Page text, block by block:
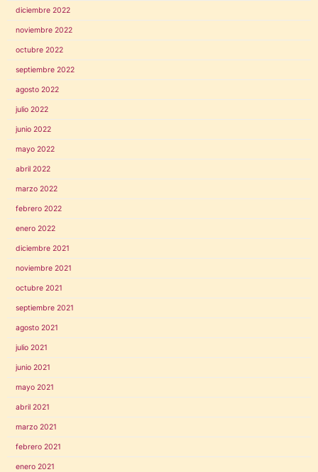
diciembre 2022
noviembre 2022
octubre 2022
septiembre 2022
agosto 2022
julio 2022
junio 2022
mayo 2022
abril 2022
marzo 2022
febrero 2022
enero 2022
diciembre 2021
noviembre 2021
octubre 2021
septiembre 2021
agosto 2021
julio 2021
junio 2021
mayo 2021
abril 2021
marzo 2021
febrero 2021
enero 2021